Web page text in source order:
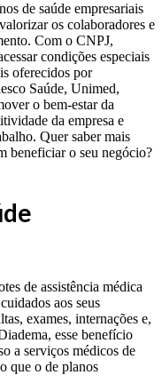
de saúde empresariais
os colaboradores e
Com o CNPJ,
condições especiais
oferecidos por
Saúde, Unimed,
o bem-estar da
da empresa e
Quer saber mais
beneficiar o seu negócio?
de assistência médica
aos seus
exames, internações e,
esse benefício
a serviços médicos de
que o de planos